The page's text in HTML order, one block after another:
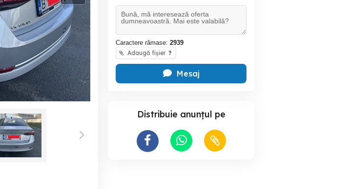
Caractere rămase: 2939
Adaugă fișier ?
Mesaj
Distribuie anunțul pe